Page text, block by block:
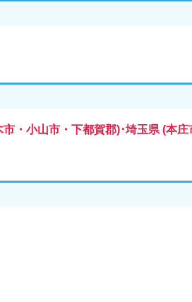
・小山市・下都賀郡)･埼玉県 (本